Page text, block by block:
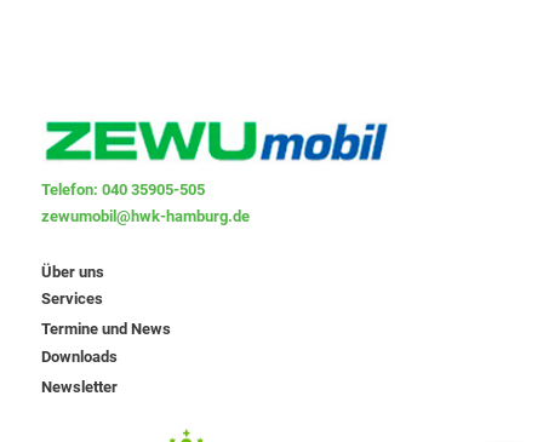
Telefon: 040 35905-505
zewumobil@hwk-hamburg.de
Über uns
Services
Termine und News
Downloads
Newsletter